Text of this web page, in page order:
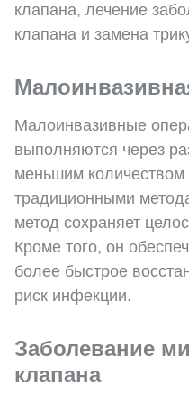
клапана, лечение
клапана и замена
Малоинвазивные
выполняются через
меньшим
традиционными
метод сохраняет
Кроме того, он
более быстрое
риск инфекции.
Заболевание
клапана